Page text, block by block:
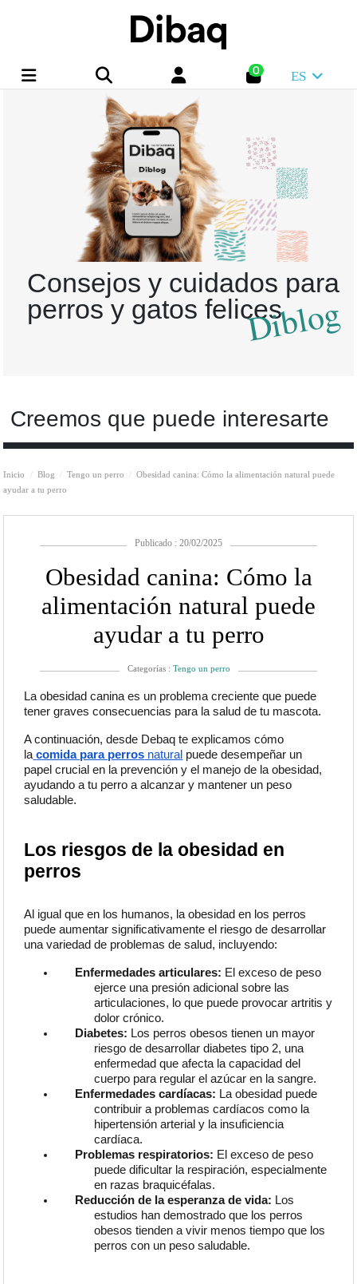
0 ES
Consejos y cuidados para
perros y gatos felicesDiblog
Creemos que puede interesarte
Inicio Blog Tengo un perro
Obesidad canina: Cómo la alimentación natural puede
ayudar a tu perro
Publicado : 20/02/2025
Obesidad canina: Cómo la
alimentación natural puede
ayudar a tu perro
Categorías : Tengo un perro
La obesidad canina es un problema creciente que puede
tener graves consecuencias para la salud de tu mascota.
A continuación, desde Debaq te explicamos cómo
la comida para perros natural puede desempeñar un
papel crucial en la prevención y el manejo de la obesidad,
ayudando a tu perro a alcanzar y mantener un peso
saludable.
Los riesgos de la obesidad en
perros
Al igual que en los humanos, la obesidad en los perros
puede aumentar significativamente el riesgo de desarrollar
una variedad de problemas de salud, incluyendo:
Enfermedades articulares: El exceso de peso
ejerce una presión adicional sobre las
articulaciones, lo que puede provocar artritis y
dolor crónico.
Diabetes: Los perros obesos tienen un mayor
riesgo de desarrollar diabetes tipo 2, una
enfermedad que afecta la capacidad del
cuerpo para regular el azúcar en la sangre.
Enfermedades cardíacas: La obesidad puede
contribuir a problemas cardíacos como la
hipertensión arterial y la insuficiencia
cardíaca.
Problemas respiratorios: El exceso de peso
puede dificultar la respiración, especialmente
en razas braquicéfalas.
Reducción de la esperanza de vida: Los
estudios han demostrado que los perros
obesos tienden a vivir menos tiempo que los
perros con un peso saludable.